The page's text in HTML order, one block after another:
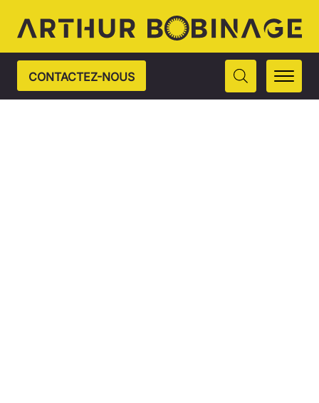
CONTACTEZ-NOUS